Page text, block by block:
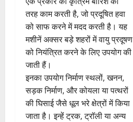
तरह काम करती है, जो प्रदूषित हवा
को साफ करने में मदद करती है। यह
मशीनें अक्सर बड़े शहरों में वायु प्रदूषण
को नियंत्रित करने के लिए उपयोग की
जाती हैं।
इनका उपयोग निर्माण स्थलों, खनन,
सड़क निर्माण, और कोयला या पत्थरों
की घिसाई जैसे धूल भरे क्षेत्रों में किया
जाता है। इन्हें ट्रक, ट्रॉली या अन्य